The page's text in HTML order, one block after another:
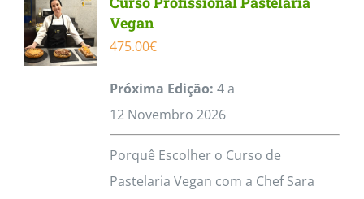
Vegan
475.00€
Próxima Edição: 4 a
12 Novembro 2026
Porquê Escolher o Curso de
Pastelaria Vegan com a Chef Sara